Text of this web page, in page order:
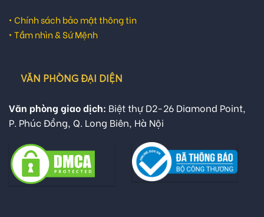
• Chính sách bảo mật thông tin
• Tầm nhìn & Sứ Mệnh
VĂN PHÒNG ĐẠI DIỆN
Văn phòng giao dịch: Biệt thự D2-26 Diamond Point,
P. Phúc Đồng, Q. Long Biên, Hà Nội